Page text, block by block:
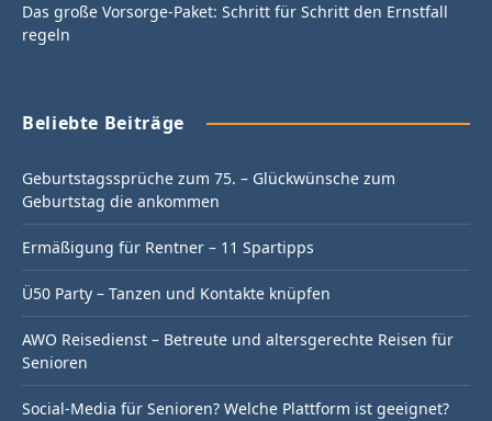
Das große Vorsorge-Paket: Schritt für Schritt den Ernstfall
regeln
Beliebte Beiträge
Geburtstagssprüche zum 75. – Glückwünsche zum
Geburtstag die ankommen
Ermäßigung für Rentner – 11 Spartipps
Ü50 Party – Tanzen und Kontakte knüpfen
AWO Reisedienst – Betreute und altersgerechte Reisen für
Senioren
Social-Media für Senioren? Welche Plattform ist geeignet?